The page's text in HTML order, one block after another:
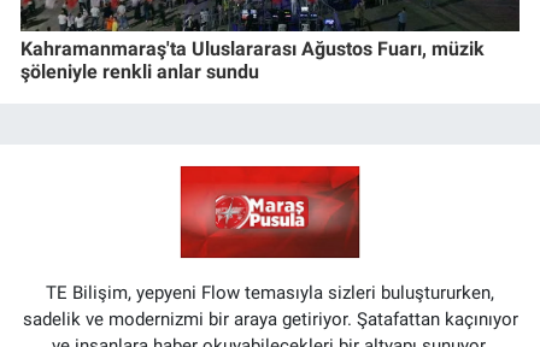
Kahramanmaraş'ta Uluslararası Ağustos Fuarı, müzik
şöleniyle renkli anlar sundu
TE Bilişim, yepyeni Flow temasıyla sizleri buluştururken,
sadelik ve modernizmi bir araya getiriyor. Şatafattan kaçınıyor